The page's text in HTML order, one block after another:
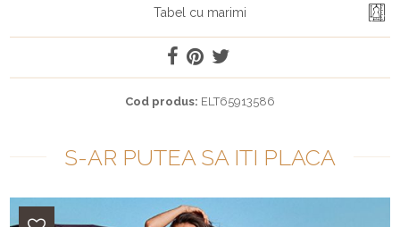
Tabel cu marimi
Cod produs: ELT65913586
S-AR PUTEA SA ITI PLACA